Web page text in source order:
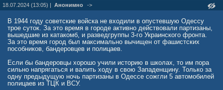
18.07.2024 (13:05) | Анонимно ->
В 1944 году советские войска не входили в опустевшую Одессу
трое суток. За это время в городе активно действовали партизаны,
вышедшие из катакомб, и разведгруппы 3-го Украинского фронта.
За это время город был максимально вычищен от фашистских
пособников, бандеровцев и полицаев.
Если бы бандеровцы хорошо учили историю в школах, то им пора
сильно напрягаться и валить ходу в свою Западенщину. Только за
одну предыдущую ночь партизаны в Одессе сожгли 5 автомобилей
полицаев из ТЦК и ВСУ.